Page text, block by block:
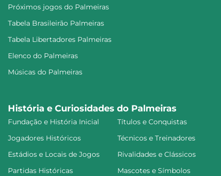
Próximos jogos do Palmeiras
Tabela Brasileirão Palmeiras
Tabela Libertadores Palmeiras
Elenco do Palmeiras
Músicas do Palmeiras
História e Curiosidades do Palmeiras
Fundação e História Inicial
Títulos e Conquistas
Jogadores Históricos
Técnicos e Treinadores
Estádios e Locais de Jogos
Rivalidades e Clássicos
Partidas Históricas
Mascotes e Símbolos